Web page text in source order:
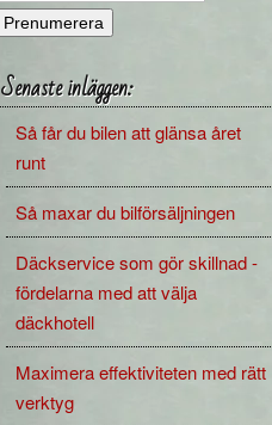
Senaste inläggen:
Så får du bilen att glänsa året
runt
Så maxar du bilförsäljningen
Däckservice som gör skillnad -
fördelarna med att välja
däckhotell
Maximera effektiviteten med rätt
verktyg